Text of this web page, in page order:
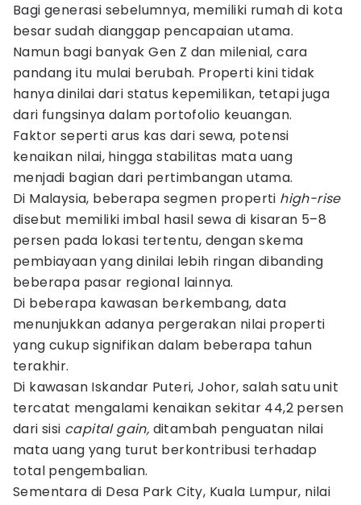
Bagi generasi sebelumnya, memiliki rumah di kota
besar sudah dianggap pencapaian utama.
Namun bagi banyak Gen Z dan milenial, cara
pandang itu mulai berubah. Properti kini tidak
hanya dinilai dari status kepemilikan, tetapi juga
dari fungsinya dalam portofolio keuangan.
Faktor seperti arus kas dari sewa, potensi
kenaikan nilai, hingga stabilitas mata uang
menjadi bagian dari pertimbangan utama.
Di Malaysia, beberapa segmen properti high-rise
disebut memiliki imbal hasil sewa di kisaran 5–8
persen pada lokasi tertentu, dengan skema
pembiayaan yang dinilai lebih ringan dibanding
beberapa pasar regional lainnya.
Di beberapa kawasan berkembang, data
menunjukkan adanya pergerakan nilai properti
yang cukup signifikan dalam beberapa tahun
terakhir.
Di kawasan Iskandar Puteri, Johor, salah satu unit
tercatat mengalami kenaikan sekitar 44,2 persen
dari sisi capital gain, ditambah penguatan nilai
mata uang yang turut berkontribusi terhadap
total pengembalian.
Sementara di Desa Park City, Kuala Lumpur, nilai